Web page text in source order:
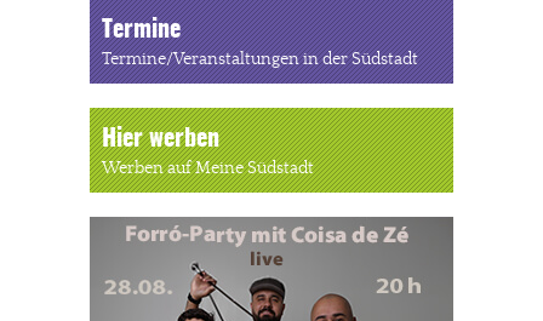
Termine
Termine/Veranstaltungen in der Südstadt
Hier werben
Werben auf Meine Südstadt